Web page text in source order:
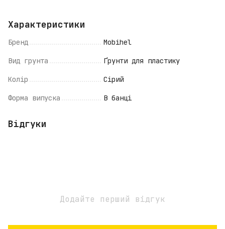
Характеристики
Бренд Mobihel
Вид грунта Ґрунти для пластику
Колір Сірий
Форма випуска В банці
Відгуки
Додайте перший відгук